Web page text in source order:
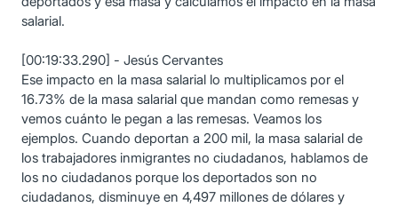
salarial.
[00:19:33.290] - Jesús Cervantes
Ese impacto en la masa salarial lo multiplicamos por el
16.73% de la masa salarial que mandan como remesas y
vemos cuánto le pegan a las remesas. Veamos los
ejemplos. Cuando deportan a 200 mil, la masa salarial de
los trabajadores inmigrantes no ciudadanos, hablamos de
los no ciudadanos porque los deportados son no
ciudadanos, disminuye en 4,497 millones de dólares y